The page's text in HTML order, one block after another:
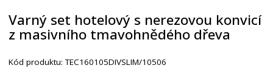
t
s
t
a
Varný set hotelový s nerezovou konvicí
z masivního tmavohnědého dřeva
Kód produktu:TEC160105DIVSLIM/10506